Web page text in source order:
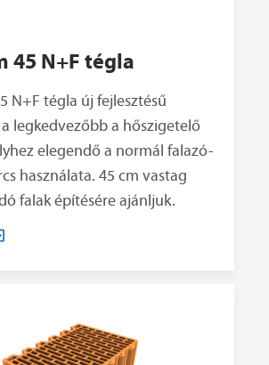
45 N+F tégla
N+F tégla új fejlesztésű
legkedvezőbb a hőszigetelő
elegendő a normál falazó-
használata. 45 cm vastag
falak építésére ajánljuk.